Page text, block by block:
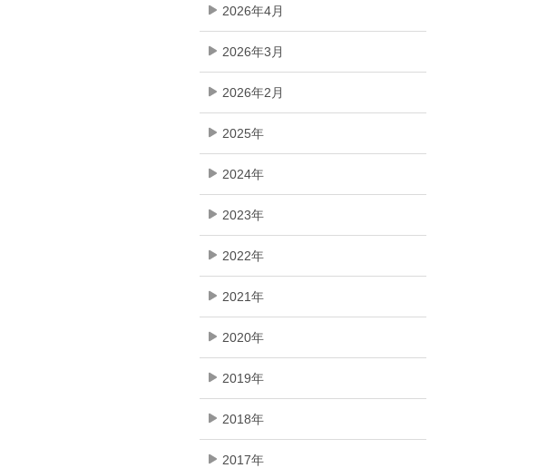
2026年4月
2026年3月
2026年2月
2025年
2024年
2023年
2022年
2021年
2020年
2019年
2018年
2017年